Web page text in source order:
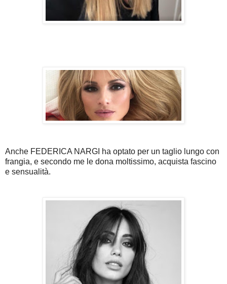
Anche FEDERICA NARGI ha optato per un taglio lungo con
frangia, e secondo me le dona moltissimo, acquista fascino
e sensualità.